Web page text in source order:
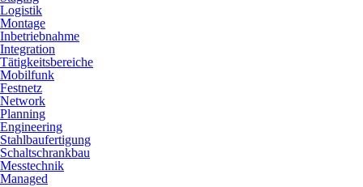
Logistik
Montage
Inbetriebnahme
Integration
Tätigkeitsbereiche
Mobilfunk
Festnetz
Network
Planning
Engineering
Stahlbaufertigung
Schaltschrankbau
Messtechnik
Managed